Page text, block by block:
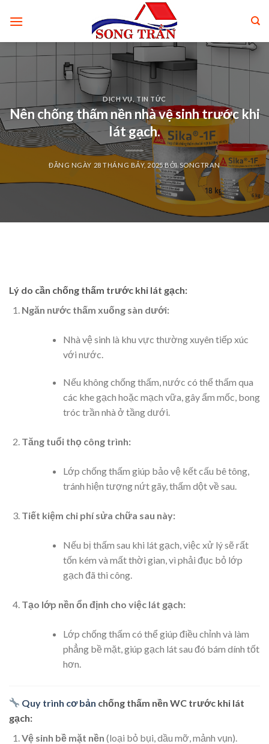
DỊCH VỤ TIN TỨC
Nên chống thấm nền nhà vệ sinh trước khi
lát gạch.
ĐĂNG NGÀY 28 THÁNG BẢY, 2025BỞISONGTRAN
Lý do cần chống thấm trước khi lát gạch:
Ngăn nước thấm xuống sàn dưới:
Nhà vệ sinh là khu vực thường xuyên tiếp xúc
với nước.
Nếu không chống thấm, nước có thể thấm qua
các khe gạch hoặc mạch vữa, gây ẩm mốc, bong
tróc trần nhà ở tầng dưới.
Tăng tuổi thọ công trình:
Lớp chống thấm giúp bảo vệ kết cấu bê tông,
tránh hiện tượng nứt gãy, thấm dột về sau.
Tiết kiệm chi phí sửa chữa sau này:
Nếu bị thấm sau khi lát gạch, việc xử lý sẽ rất
tốn kém và mất thời gian, vì phải đục bỏ lớp
gạch đã thi công.
Tạo lớp nền ổn định cho việc lát gạch:
Lớp chống thấm có thể giúp điều chỉnh và làm
phẳng bề mặt, giúp gạch lát sau đó bám dính tốt
hơn.
Quy trình cơ bản chống thấm nền WC trước khi lát
gạch:
Vệ sinh bề mặt nền (loại bỏ bụi, dầu mỡ, mảnh vụn).